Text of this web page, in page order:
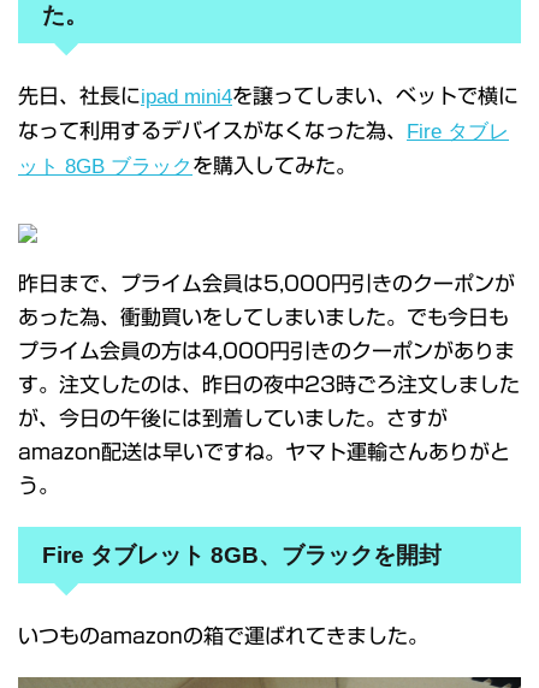
た。
先日、社長にipad mini4を譲ってしまい、ベットで横に
なって利用するデバイスがなくなった為、 Fire タブレ
ット 8GB ブラック を購入してみた。
昨日まで、プライム会員は5,000円引きのクーポンが
あった為、衝動買いをしてしまいました。でも今日も
プライム会員の方は4,000円引きのクーポンがありま
す。注文したのは、昨日の夜中23時ごろ注文しました
が、今日の午後には到着していました。さすが
amazon配送は早いですね。ヤマト運輸さんありがと
う。
Fire タブレット 8GB、ブラックを開封
いつものamazonの箱で運ばれてきました。